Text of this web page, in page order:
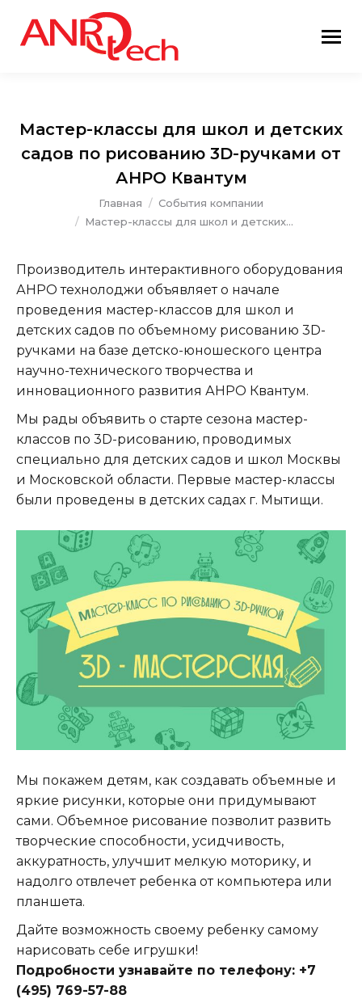
Мастер-классы для школ и детских
садов по рисованию 3D-ручками от
АНРО Квантум
Главная
События компании
Мастер-классы для школ и детских…
Производитель интерактивного оборудования
АНРО технолоджи объявляет о начале
проведения мастер-классов для школ и
детских садов по объемному рисованию 3D-
ручками на базе детско-юношеского центра
научно-технического творчества и
инновационного развития АНРО Квантум.
Мы рады объявить о старте сезона мастер-
классов по 3D-рисованию, проводимых
специально для детских садов и школ Москвы
и Московской области. Первые мастер-классы
были проведены в детских садах г. Мытищи.
Мы покажем детям, как создавать объемные и
яркие рисунки, которые они придумывают
сами. Объемное рисование позволит развить
творческие способности, усидчивость,
аккуратность, улучшит мелкую моторику, и
надолго отвлечет ребенка от компьютера или
планшета.
Дайте возможность своему ребенку самому
нарисовать себе игрушки!
Подробности узнавайте по телефону: +7
(495) 769-57-88